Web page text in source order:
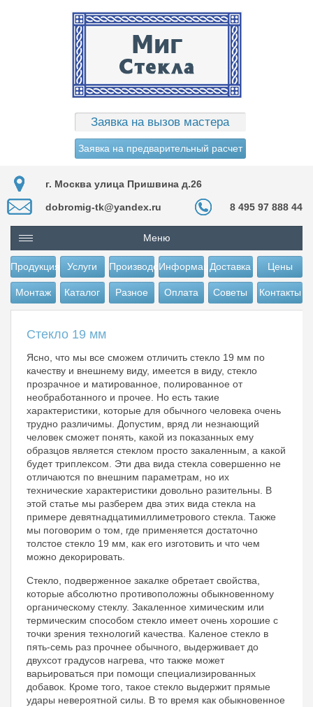
Заявка на вызов мастера
Заявка на предварительный расчет
г. Москва улица Пришвина д.26
dobromig-tk@yandex.ru 8 495 97 888 44
Меню
Продукция Услуги ПроизводствоИнформацияДоставка Цены
Монтаж Каталог Разное Оплата Советы Контакты
Стекло 19 мм
Ясно, что мы все сможем отличить стекло 19 мм по
качеству и внешнему виду, имеется в виду, стекло
прозрачное и матированное, полированное от
необработанного и прочее. Но есть такие
характеристики, которые для обычного человека очень
трудно различимы. Допустим, вряд ли незнающий
человек сможет понять, какой из показанных ему
образцов является стеклом просто закаленным, а какой
будет триплексом. Эти два вида стекла совершенно не
отличаются по внешним параметрам, но их
технические характеристики довольно разительны. В
этой статье мы разберем два этих вида стекла на
примере девятнадцатимиллиметрового стекла. Также
мы поговорим о том, где применяется достаточно
толстое стекло 19 мм, как его изготовить и что чем
можно декорировать.
Стекло, подверженное закалке обретает свойства,
которые абсолютно противоположны обыкновенному
органическому стеклу. Закаленное химическим или
термическим способом стекло имеет очень хорошие с
точки зрения технологий качества. Каленое стекло в
пять-семь раз прочнее обычного, выдерживает до
двухсот градусов нагрева, что также может
варьироваться при помощи специализированных
добавок. Кроме того, такое стекло выдержит прямые
удары невероятной силы. В то время как обыкновенное